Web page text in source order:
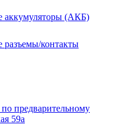
предварительному
59а
аккумуляторы (АКБ)
разъемы/контакты